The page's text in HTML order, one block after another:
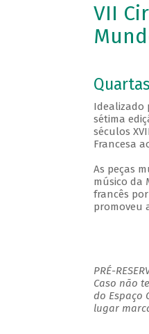
VII
Idealizado
sétima
séculos
Francesa
As peças
músico da
francês
promoveu
PRÉ-
Caso não
do Espaço
lugar